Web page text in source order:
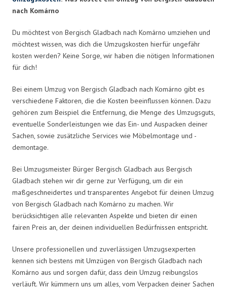
nach Komárno
Du möchtest von Bergisch Gladbach nach Komárno umziehen und
möchtest wissen, was dich die Umzugskosten hierfür ungefähr
kosten werden? Keine Sorge, wir haben die nötigen Informationen
für dich!
Bei einem Umzug von Bergisch Gladbach nach Komárno gibt es
verschiedene Faktoren, die die Kosten beeinflussen können. Dazu
gehören zum Beispiel die Entfernung, die Menge des Umzugsguts,
eventuelle Sonderleistungen wie das Ein- und Auspacken deiner
Sachen, sowie zusätzliche Services wie Möbelmontage und -
demontage.
Bei Umzugsmeister Bürger Bergisch Gladbach aus Bergisch
Gladbach stehen wir dir gerne zur Verfügung, um dir ein
maßgeschneidertes und transparentes Angebot für deinen Umzug
von Bergisch Gladbach nach Komárno zu machen. Wir
berücksichtigen alle relevanten Aspekte und bieten dir einen
fairen Preis an, der deinen individuellen Bedürfnissen entspricht.
Unsere professionellen und zuverlässigen Umzugsexperten
kennen sich bestens mit Umzügen von Bergisch Gladbach nach
Komárno aus und sorgen dafür, dass dein Umzug reibungslos
verläuft. Wir kümmern uns um alles, vom Verpacken deiner Sachen